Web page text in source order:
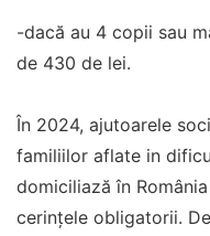
-dacă au 4 copii sau
de 430 de lei.
În 2024, ajutoarele
familiilor aflate in
domiciliază în
cerințele obligatorii.